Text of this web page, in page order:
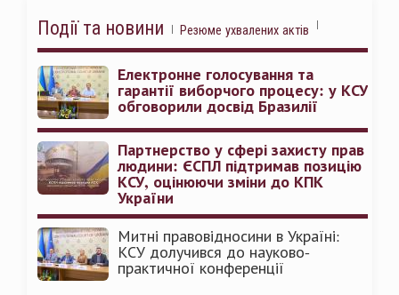
Події та новини Резюме ухвалених актів
Електронне голосування та
гарантії виборчого процесу: у КСУ
обговорили досвід Бразилії
Партнерство у сфері захисту прав
людини: ЄСПЛ підтримав позицію
КСУ, оцінюючи зміни до КПК
України
Митні правовідносини в Україні:
КСУ долучився до науково-
практичної конференції